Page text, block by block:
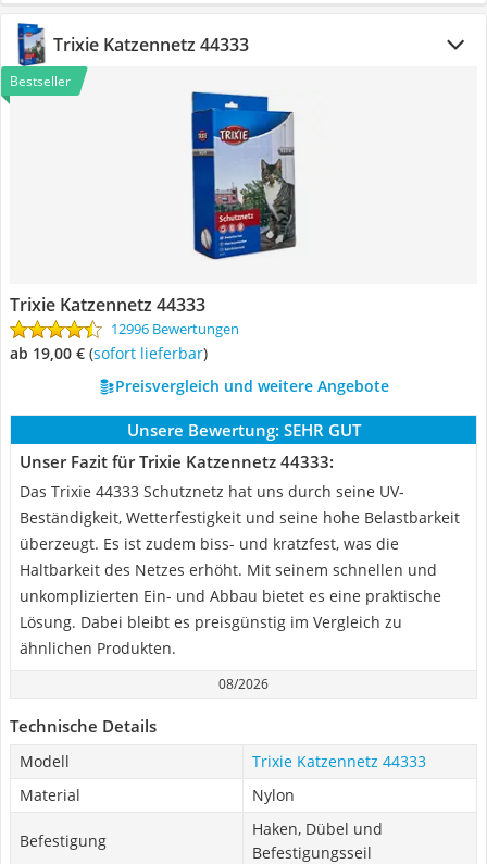
Trixie Katzennetz 44333
Bestseller
Trixie Katzennetz 44333
12996 Bewertungen
ab 19,00 € ( Sofort lieferbar)
Preisvergleich und weitere Angebote
Unsere Bewertung: SEHR GUT
Unser Fazit für Trixie Katzennetz 44333:
Das Trixie 44333 Schutznetz hat uns durch seine UV-
Beständigkeit, Wetterfestigkeit und seine hohe Belastbarkeit
überzeugt. Es ist zudem biss- und kratzfest, was die
Haltbarkeit des Netzes erhöht. Mit seinem schnellen und
unkomplizierten Ein- und Abbau bietet es eine praktische
Lösung. Dabei bleibt es preisgünstig im Vergleich zu
ähnlichen Produkten.
08/2026
Technische Details
Modell
Trixie Katzennetz 44333
Material
Nylon
Befestigung
Haken, Dübel und
Befestigungsseil